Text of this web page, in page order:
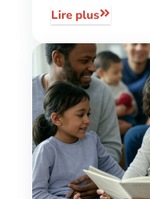
Lire plus